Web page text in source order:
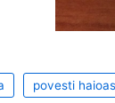
povesti